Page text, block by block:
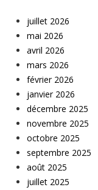
juillet 2026
mai 2026
avril 2026
mars 2026
février 2026
janvier 2026
décembre 2025
novembre 2025
octobre 2025
septembre 2025
août 2025
juillet 2025